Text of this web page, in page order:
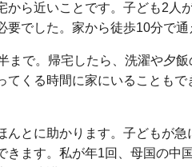
から近いことです。子ども2人
でした。家から徒歩10分で通
まで。帰宅したら、洗濯や夕
てくる時間に家にいることも
とに助かります。子どもが急
きます。私が年1回、母国の中